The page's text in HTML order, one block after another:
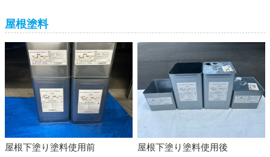
屋根塗料
屋根下塗り塗料使用前 屋根下塗り塗料使用後